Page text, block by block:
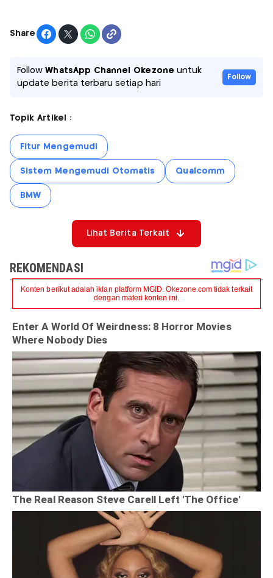
Share
FollowWhatsApp Channel Okezone untuk
update berita terbaru setiap hari
Follow
Topik Artikel :
Fitur Mengemudi
Sistem Mengemudi Otomatis Qualcomm
BMW
Lihat Berita Terkait